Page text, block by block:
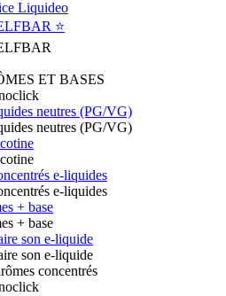
⭐️
ET BASES
neutres (PG/VG)
neutres (PG/VG)
e-liquides
e-liquides
+ base
+ base
son e-liquide
son e-liquide
concentrés